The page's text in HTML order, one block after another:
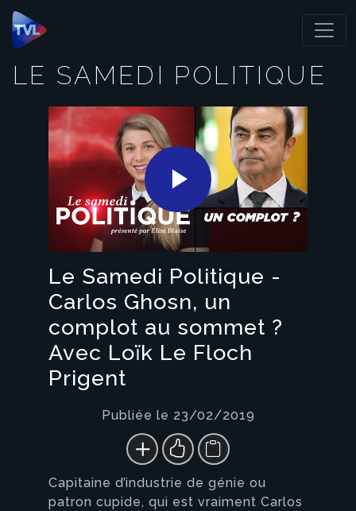
Panneau de gestion des cookies
LE SAMEDI POLITIQUE
Play
Video
Le Samedi Politique -
Carlos Ghosn, un
complot au sommet ?
Avec Loïk Le Floch
Prigent
Publiée le 23/02/2019
Capitaine d’industrie de génie ou
patron cupide, qui est vraiment Carlos